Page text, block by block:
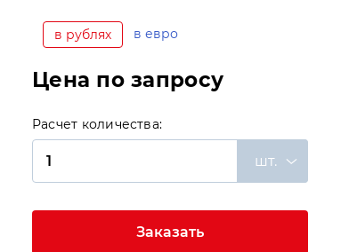
в рублях в евро
Цена по запросу
Расчет количества:
шт.
Заказать